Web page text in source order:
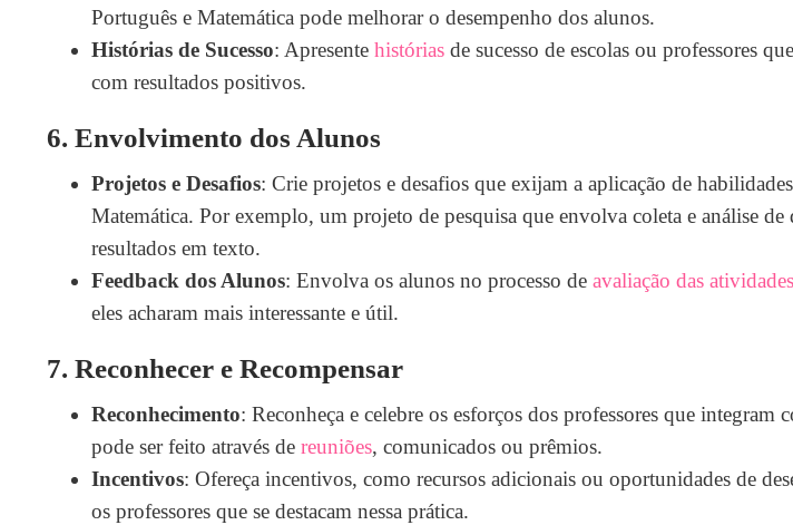
Português e Matemática pode melhorar o desempenho dos alunos.
Histórias de Sucesso: Apresente histórias de sucesso de escolas ou professores
com resultados positivos.
6. Envolvimento dos Alunos
Projetos e Desafios: Crie projetos e desafios que exijam a aplicação de
Matemática. Por exemplo, um projeto de pesquisa que envolva coleta e análise de
resultados em texto.
Feedback dos Alunos: Envolva os alunos no processo de avaliação das
eles acharam mais interessante e útil.
7. Reconhecer e Recompensar
Reconhecimento: Reconheça e celebre os esforços dos professores que integram
pode ser feito através de reuniões, comunicados ou prêmios.
Incentivos: Ofereça incentivos, como recursos adicionais ou oportunidades de
os professores que se destacam nessa prática.